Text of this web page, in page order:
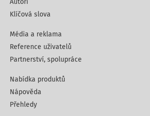
Autoři
Klíčová slova
Média a reklama
Reference uživatelů
Partnerství, spolupráce
Nabídka produktů
Nápověda
Přehledy